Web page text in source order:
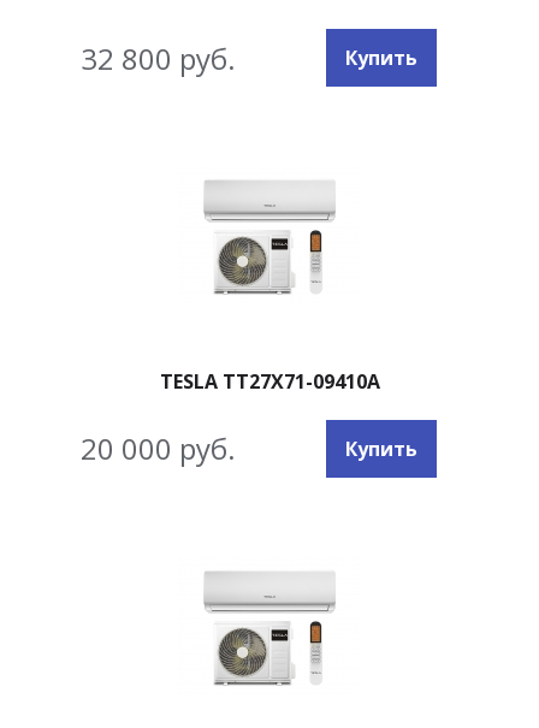
32 800 руб. Купить
TESLA TT27X71-09410A
20 000 руб. Купить